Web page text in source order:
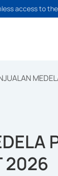
access to
2026